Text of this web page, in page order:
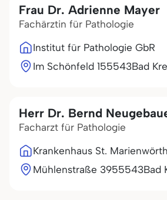
Frau Dr. Adrienne Mayer
Fachärztin für Pathologie
Institut für Pathologie GbR
Im Schönfeld 155543Bad
Herr Dr. Bernd
Facharzt für Pathologie
Krankenhaus St. Marienwörth
Mühlenstraße 3955543Bad